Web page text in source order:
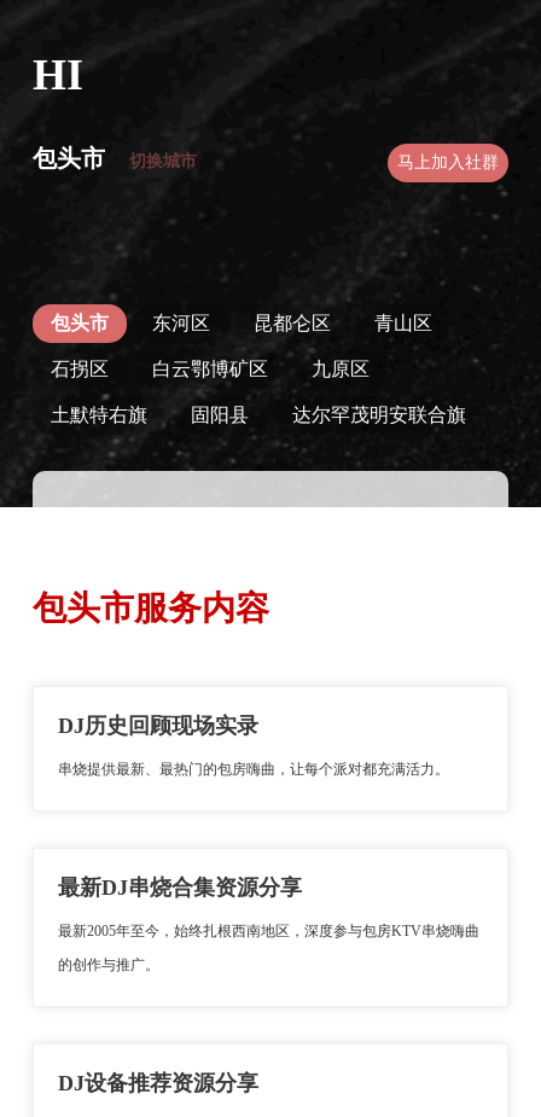
HI
包头市 切换城市 马上加入社群
包头市 东河区 昆都仑区 青山区
石拐区 白云鄂博矿区 九原区
土默特右旗 固阳县 达尔罕茂明安联合旗
包头市服务内容
DJ历史回顾现场实录
串烧提供最新、最热门的包房嗨曲，让每个派对都充满活力。
最新DJ串烧合集资源分享
最新2005年至今，始终扎根西南地区，深度参与包房KTV串烧嗨曲
的创作与推广。
DJ设备推荐资源分享